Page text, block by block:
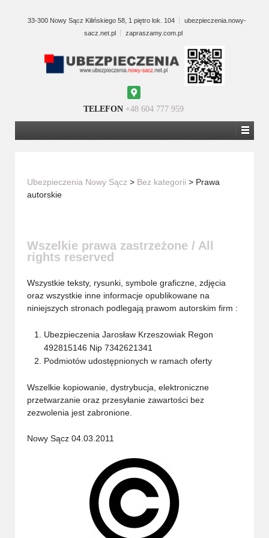
33-300 Nowy Sącz Kilińskiego 58, 1 piętro lok. 104
ubezpieczenia.nowy-
sacz.net.pl
zapraszamy.com.pl
Maps
TELEFON +48 604 777 959
Ubezpieczenia Nowy Sącz > Bez kategorii > Prawa
autorskie
Wszelkie prawa zastrzeżone / All
rights reserved
Wszystkie teksty, rysunki, symbole graficzne, zdjęcia
oraz wszystkie inne informacje opublikowane na
niniejszych stronach podlegają prawom autorskim firm :
Ubezpieczenia Jarosław Krzeszowiak Regon
492815146 Nip 7342621341
Podmiotów udostępnionych w ramach oferty
Wszelkie kopiowanie, dystrybucja, elektroniczne
przetwarzanie oraz przesyłanie zawartości bez
zezwolenia jest zabronione.
Nowy Sącz 04.03.2011